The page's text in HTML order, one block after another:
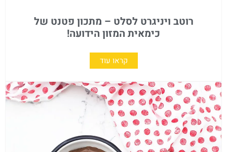
רוטב ויניגרט לסלט – מתכון פטנט של
כימאית המזון הידועה!
קראו עוד